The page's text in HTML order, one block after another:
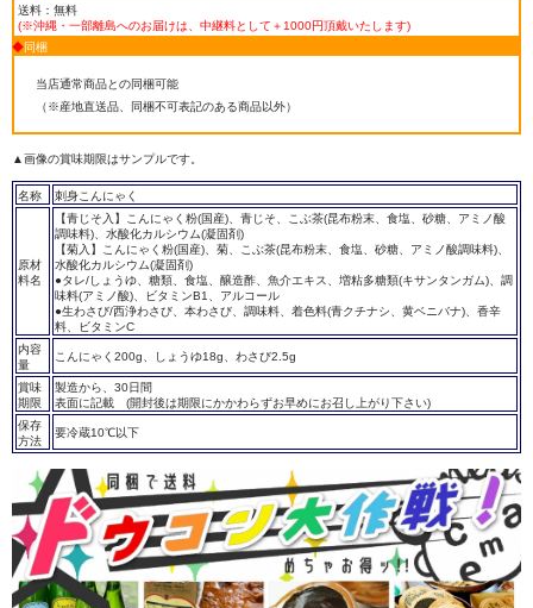
送料：無料
(※沖縄・一部離島へのお届けは、中継料として＋1000円頂戴いたします)
◆同梱
当店通常商品との同梱可能
（※産地直送品、同梱不可表記のある商品以外）
▲画像の賞味期限はサンプルです。
名称 刺身こんにゃく
原材
料名
【青じそ入】こんにゃく粉(国産)、青じそ、こぶ茶(昆布粉末、食塩、砂糖、アミノ酸
調味料)、水酸化カルシウム(凝固剤)
【菊入】こんにゃく粉(国産)、菊、こぶ茶(昆布粉末、食塩、砂糖、アミノ酸調味料)、
水酸化カルシウム(凝固剤)
●タレ/しょうゆ、糖類、食塩、醸造酢、魚介エキス、増粘多糖類(キサンタンガム)、調
味料(アミノ酸)、ビタミンB1、アルコール
●生わさび/西浄わさび、本わさび、調味料、着色料(青クチナシ、黄ベニバナ)、香辛
料、ビタミンC
内容
量
こんにゃく200g、しょうゆ18g、わさび2.5g
賞味
期限
製造から、30日間
表面に記載 (開封後は期限にかかわらずお早めにお召し上がり下さい)
保存
方法
要冷蔵10℃以下